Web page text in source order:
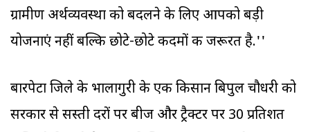
ग्रामीण अर्थव्यवस्था को बदलने के लिए आपको बड़ी
योजनाएं नहीं बल्कि छोटे-छोटे कदमों की जरूरत है.''
बारपेटा जिले के भालागुरी के एक किसान बिपुल चौधरी को
सरकार से सस्ती दरों पर बीज और ट्रैक्टर पर 30 प्रतिशत